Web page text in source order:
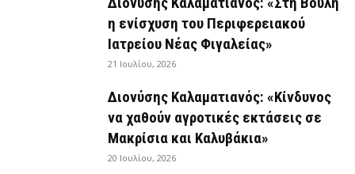
η ενίσχυση του Περιφερειακού
Ιατρείου Νέας Φιγαλείας»
21 Ιουλίου, 2026
Διονύσης Καλαματιανός: «Κίνδυνος
να χαθούν αγροτικές εκτάσεις σε
Μακρίσια και Καλυβάκια»
20 Ιουλίου, 2026